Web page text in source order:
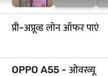
प्री-अप्रूव्ड लोन ऑफर पाएं
OPPO A55 - ओवरव्यू